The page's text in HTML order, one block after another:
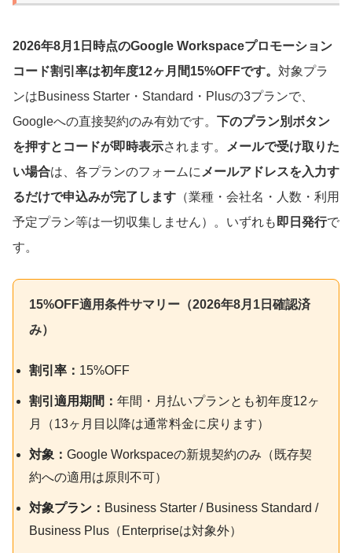
2026年8月1日 時点のGoogle Workspaceプロモーション
コード割引率は初年度12ヶ月間15%OFFです。 対象プラ
ンはBusiness Starter・Standard・Plusの3プランで、
Googleへの直接契約のみ有効です。 下のプラン別ボタン
を押すとコードが即時表示されます。
メールで受け取りた
い場合は、各プランのフォームに メールアドレスを入力す
るだけで申込みが完了します （業種・会社名・人数・利用
予定プラン等は一切収集しません）。いずれも 即日発行で
す。
15%OFF適用条件サマリー（2026年8月1日 確認済
み）
割引率： 15%OFF
割引適用期間： 年間・月払いプランとも初年度12ヶ
月（13ヶ月目以降は通常料金に戻ります）
対象： Google Workspaceの新規契約のみ（既存契
約への適用は原則不可）
対象プラン： Business Starter / Business Standard /
Business Plus（Enterpriseは対象外）